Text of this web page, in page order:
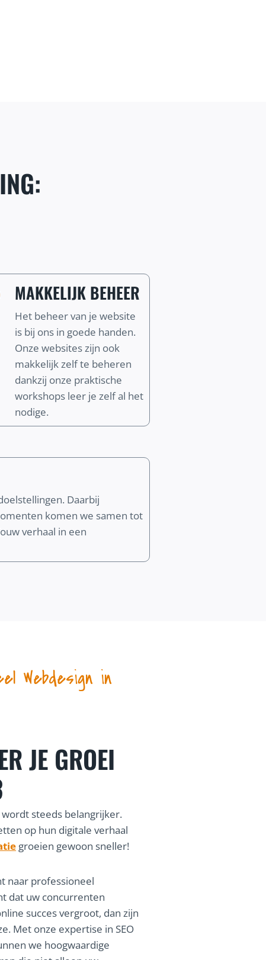
MAKKELIJK BEHEER
Het beheer van je website
is bij ons in goede handen.
Onze websites zijn ook
makkelijk zelf te beheren
dankzij onze praktische
workshops leer je zelf al het
nodige.
Daarbij
komen we samen tot
verhaal in een
Webdesign in
JE GROEI
& HEEL
samenwerking was onze
voor onze fietsenwinkel af
start en heel veel
steeds belangrijker.
op hun digitale verhaal
groeien gewoon sneller!
naar professioneel
dat uw concurrenten
succes vergroot, dan zijn
Met onze expertise in SEO
we hoogwaardige